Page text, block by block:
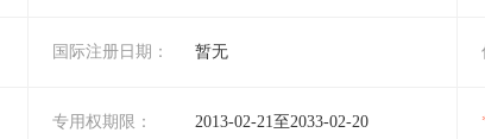
国际注册日期： 暂无
专用权期限： 2013-02-21至2033-02-20